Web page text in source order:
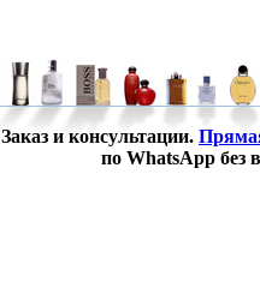
Заказ и консультации.
по WhatsApp без